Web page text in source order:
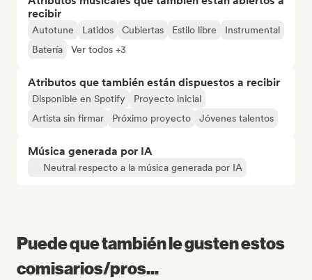
recibir
Autotune Latidos Cubiertas Estilo libre
Instrumental
Batería
Ver todos +3
Atributos que también están dispuestos a recibir
Disponible en Spotify
Proyecto inicial
Artista sin firmar
Próximo proyecto Jóvenes talentos
Música generada por IA
Neutral respecto a la música generada por IA
Puede que también le gusten estos
comisarios/pros...